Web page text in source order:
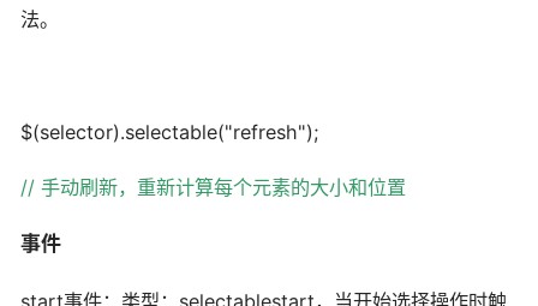
法。
$(selector).selectable("refresh");
// 手动刷新，重新计算每个元素的大小和位置
事件
start事件：类型：selectablestart，当开始选择操作时触